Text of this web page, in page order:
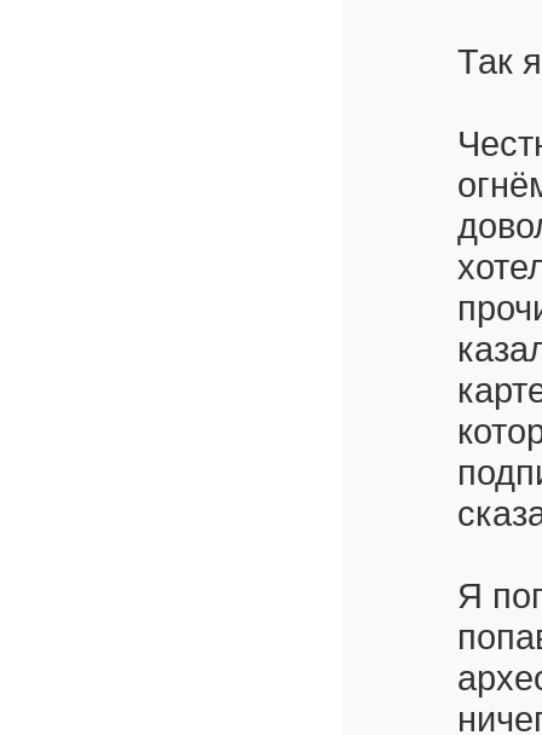
Так
Я